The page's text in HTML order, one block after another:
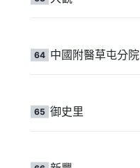
64 中國附醫草屯分院
65 御史里